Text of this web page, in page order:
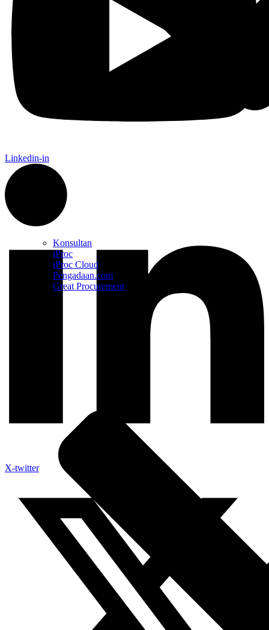
Konsultan
iProc
iProc Cloud
Pengadaan.com
Great Procurement
Linkedin-in
X-twitter